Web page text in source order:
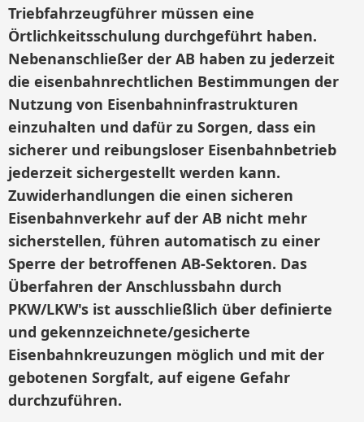
Triebfahrzeugführer müssen eine
Örtlichkeitsschulung durchgeführt haben.
Nebenanschließer der AB haben zu jederzeit
die eisenbahnrechtlichen Bestimmungen der
Nutzung von Eisenbahninfrastrukturen
einzuhalten und dafür zu Sorgen, dass ein
sicherer und reibungsloser Eisenbahnbetrieb
jederzeit sichergestellt werden kann.
Zuwiderhandlungen die einen sicheren
Eisenbahnverkehr auf der AB nicht mehr
sicherstellen, führen automatisch zu einer
Sperre der betroffenen AB-Sektoren. Das
Überfahren der Anschlussbahn durch
PKW/LKW's ist ausschließlich über definierte
und gekennzeichnete/gesicherte
Eisenbahnkreuzungen möglich und mit der
gebotenen Sorgfalt, auf eigene Gefahr
durchzuführen.